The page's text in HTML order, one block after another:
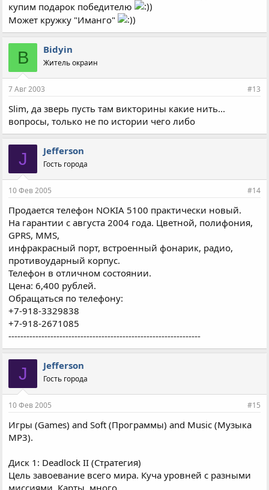
купим подарок победителю
Может кружку "Иманго"
B Bidyin
Житель окраин
7 Авг 2003 #13
Slim, да зверь пусть там викторины какие нить...
вопросы, только не по истории чего либо
J Jefferson
Гость города
10 Фев 2005 #14
Продается телефон NOKIA 5100 практически новый.
На гарантии с августа 2004 года. Цветной, полифония,
GPRS, MMS,
инфракрасный порт, встроенный фонарик, радио,
противоударный корпус.
Телефон в отличном состоянии.
Цена: 6,400 рублей.
Обращаться по телефону:
+7-918-3329838
+7-918-2671085
----------------------------------------------------------------
J Jefferson
Гость города
10 Фев 2005 #15
Игры (Games) and Soft (Программы) and Music (Музыка
MP3).
Диск 1: Deadlock II (Стратегия)
Цель завоевание всего мира. Куча уровней с разными
миссиями, Карты, много